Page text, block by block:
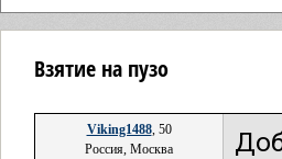
Взятие на пузо
Viking1488, 50
Россия, Москва